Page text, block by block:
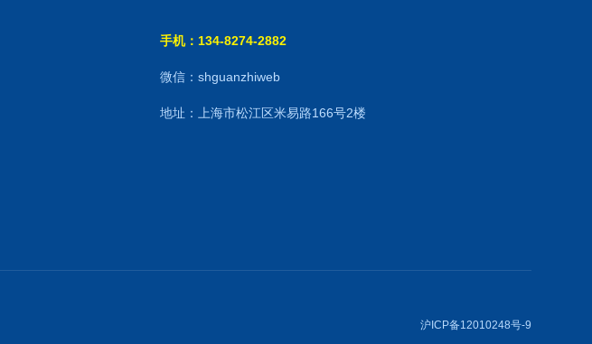
手机：134-8274-2882
微信：shguanzhiweb
地址：上海市松江区米易路166号2楼
沪ICP备12010248号-9